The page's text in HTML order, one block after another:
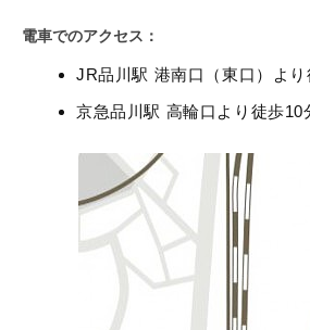
電車でのアクセス：
JR品川駅 港南口（東口）よ
京急品川駅 高輪口より徒歩10